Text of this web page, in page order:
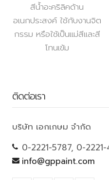
สีน้ำอะคริลิคด้าน
อเนกประสงค์ ใช้กับงานจิต
กรรม หรือใช้เป็นแม่สีและสี
โทนเข้ม
ติดต่อเรา
บริษัท เอกเกษม จำกัด
0-2221-5787, 0-
info@gppaint.com